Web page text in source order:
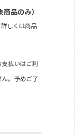
品のみ）
しくは商品
払いはご利
。予めご了